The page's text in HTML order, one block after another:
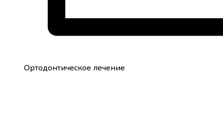
Ортодонтическое лечение